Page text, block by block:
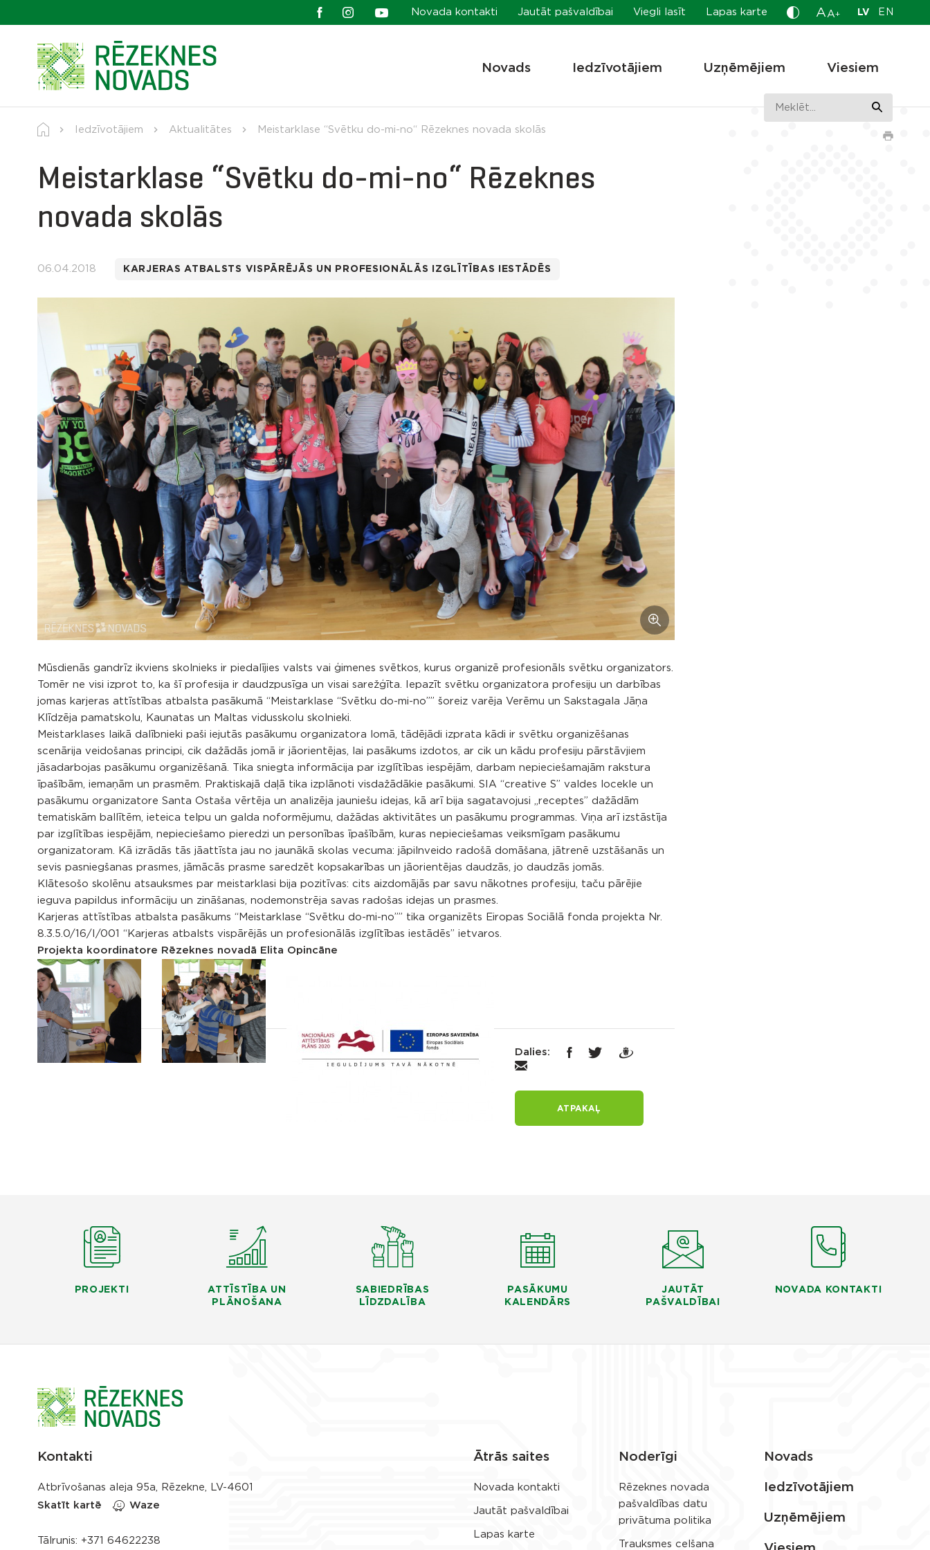
Novada kontakti Jautāt pašvaldībai Viegli lasīt Lapas karte A A+ LV EN
Novads Iedzīvotājiem Uzņēmējiem Viesiem
Iedzīvotājiem Aktualitātes Meistarklase “Svētku do-mi-no“ Rēzeknes novada skolās
Meistarklase “Svētku do-mi-no“ Rēzeknes
novada skolās
06.04.2018 KARJERAS ATBALSTS VISPĀRĒJĀS UN PROFESIONĀLĀS IZGLĪTĪBAS IESTĀDĒS
Mūsdienās gandrīz ikviens skolnieks ir piedalījies valsts vai ģimenes svētkos, kurus organizē profesionāls svētku organizators.
Tomēr ne visi izprot to, ka šī profesija ir daudzpusīga un visai sarežģīta. Iepazīt svētku organizatora profesiju un darbības
jomas karjeras attīstības atbalsta pasākumā “Meistarklase “Svētku do-mi-no”” šoreiz varēja Verēmu un Sakstagala Jāņa
Klīdzēja pamatskolu, Kaunatas un Maltas vidusskolu skolnieki.
Meistarklases laikā dalībnieki paši iejutās pasākumu organizatora lomā, tādējādi izprata kādi ir svētku organizēšanas
scenārija veidošanas principi, cik dažādās jomā ir jāorientējas, lai pasākums izdotos, ar cik un kādu profesiju pārstāvjiem
jāsadarbojas pasākumu organizēšanā. Tika sniegta informācija par izglītības iespējām, darbam nepieciešamajām rakstura
īpašībām, iemaņām un prasmēm. Praktiskajā daļā tika izplānoti visdažādākie pasākumi. SIA “creative S” valdes locekle un
pasākumu organizatore Santa Ostaša vērtēja un analizēja jauniešu idejas, kā arī bija sagatavojusi ,,receptes” dažādām
tematiskām ballītēm, ieteica telpu un galda noformējumu, dažādas aktivitātes un pasākumu programmas. Viņa arī izstāstīja
par izglītības iespējām, nepieciešamo pieredzi un personības īpašībām, kuras nepieciešamas veiksmīgam pasākumu
organizatoram. Kā izrādās tās jāattīsta jau no jaunākā skolas vecuma: jāpilnveido radošā domāšana, jātrenē uzstāšanās un
sevis pasniegšanas prasmes, jāmācās prasme saredzēt kopsakarības un jāorientējas daudzās, jo daudzās jomās.
Klātesošo skolēnu atsauksmes par meistarklasi bija pozitīvas: cits aizdomājās par savu nākotnes profesiju, taču pārējie
ieguva papildus informāciju un zināšanas, nodemonstrēja savas radošas idejas un prasmes.
Karjeras attīstības atbalsta pasākums “Meistarklase “Svētku do-mi-no”” tika organizēts Eiropas Sociālā fonda projekta Nr.
8.3.5.0/16/I/001 “Karjeras atbalsts vispārējās un profesionālās izglītības iestādēs” ietvaros.
Projekta koordinatore Rēzeknes novadā Elita Opincāne
Dalies:
ATPAKAĻ
PROJEKTI
ATTĪSTĪBA UN
PLĀNOŠANA
SABIEDRĪBAS
LĪDZDALĪBA
PASĀKUMU
KALENDĀRS
JAUTĀT
PAŠVALDĪBAI
NOVADA KONTAKTI
Kontakti
Atbrīvošanas aleja 95a, Rēzekne, LV-4601
Skatīt kartē
Waze
Tālrunis: +371 64622238
Ātrās saites
Novada kontakti
Jautāt pašvaldībai
Lapas karte
Noderīgi
Rēzeknes novada
pašvaldības datu
privātuma politika
Trauksmes celšana
Novads
Iedzīvotājiem
Uzņēmējiem